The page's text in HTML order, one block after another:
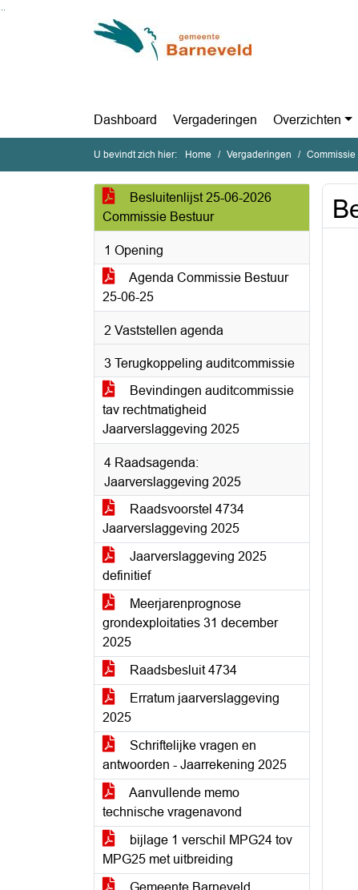
Ga naar de inhoud van deze pagina
Ga naar het zoeken
Dashboard Vergaderingen Overzichten
U bevindt zich hier: Home Vergaderingen
Besluitenlijst 25-06-2026
Commissie Bestuur
1 Opening
Agenda Commissie Bestuur
25-06-25
2 Vaststellen agenda
3 Terugkoppeling auditcommissie
Bevindingen auditcommissie
tav rechtmatigheid
Jaarverslaggeving 2025
4 Raadsagenda:
Jaarverslaggeving 2025
Raadsvoorstel 4734
Jaarverslaggeving 2025
Jaarverslaggeving 2025
definitief
Meerjarenprognose
grondexploitaties 31 december
2025
Raadsbesluit 4734
Erratum jaarverslaggeving
2025
Schriftelijke vragen en
antwoorden - Jaarrekening 2025
Aanvullende memo
technische vragenavond
bijlage 1 verschil MPG24 tov
MPG25 met uitbreiding
Gemeente Barneveld